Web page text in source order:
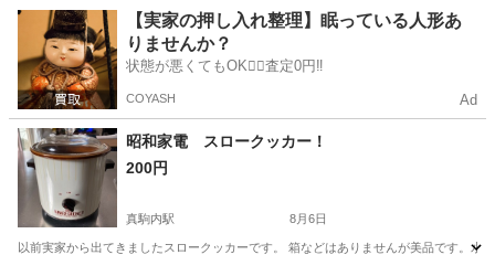
北海道 帯広市 家庭用品 サンスベリア
【実家の押し入れ整理】眠っている人形あ
りませんか？
状態が悪くてもOK🙆‍♀️査定0円‼️
COYASH Ad
昭和家電 スロークッカー！
200円
真駒内駅 8月6日
以前実家から出てきましたスロークッカーです。 箱などはありませんが美品です。